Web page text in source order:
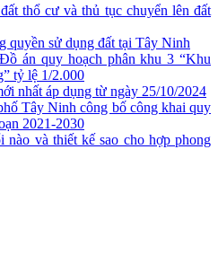
thổ cư và thủ tục chuyển lên đất
quyền sử dụng đất tại Tây Ninh
án quy hoạch phân khu 3 “Khu
tỷ lệ 1/2.000
nhất áp dụng từ ngày 25/10/2024
Tây Ninh công bố công khai quy
2021-2030
nào và thiết kế sao cho hợp phong